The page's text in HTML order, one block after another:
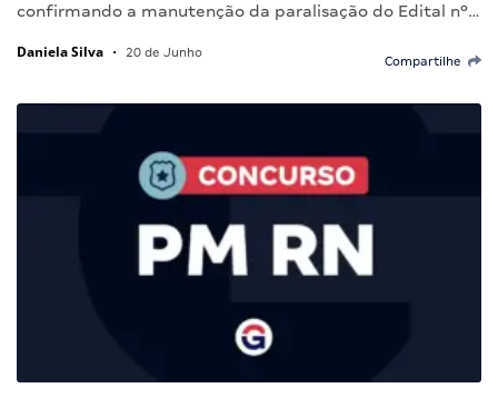
confirmando a manutenção da paralisação do Edital nº…
Daniela Silva • 20 de Junho
Compartilhe